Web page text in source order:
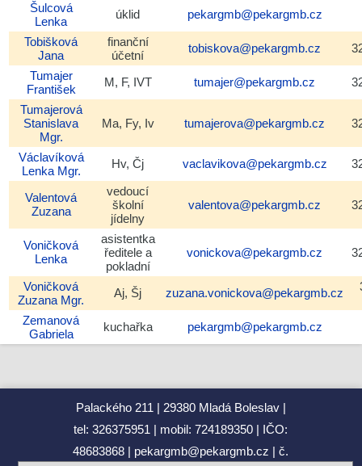
Šulcová
Lenka
úklid
pekargmb@pekargmb.cz
Tobišková
Jana
finanční
účetní
tobiskova@pekargmb.cz
Tumajer
František
M, F, IVT tumajer@pekargmb.cz
Tumajerová
Stanislava
Mgr.
Ma, Fy, Iv tumajerova@pekargmb.cz
Václavíková
Lenka Mgr.
Hv, Čj vaclavikova@pekargmb.cz
Valentová
Zuzana
vedoucí
školní
jídelny
valentova@pekargmb.cz
Voničková
Lenka
asistentka
ředitele a
pokladní
vonickova@pekargmb.cz
Voničková
Zuzana Mgr.
Aj, Šj zuzana.vonickova@pekargmb.cz
Zemanová
Gabriela
kuchařka pekargmb@pekargmb.cz
Palackého 211
29380 Mladá Boleslav
tel: 326375951
mobil: 724189350
IČO:
48683868
pekargmb@pekargmb.cz č.